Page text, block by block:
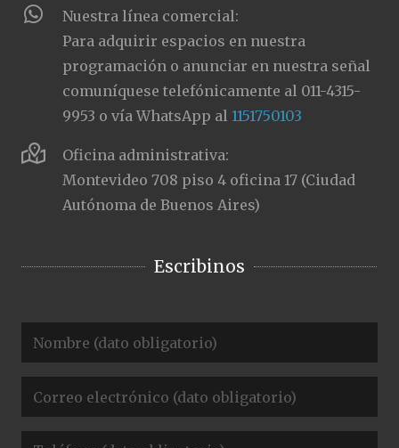
Nuestra línea comercial:
Para adquirir espacios en nuestra
programación o anunciar en nuestra señal
comuníquese telefónicamente al 011-4315-
9953 o vía WhatsApp al1151750103
Oficina administrativa:
Montevideo 708 piso 4 oficina 17 (Ciudad
Autónoma de Buenos Aires)
Escribinos